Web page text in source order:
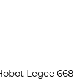
Legee 668